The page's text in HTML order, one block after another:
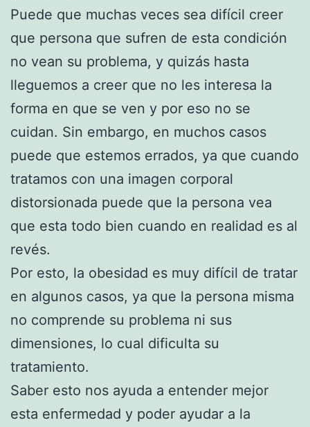
Puede que muchas veces sea difícil creer
que persona que sufren de esta condición
no vean su problema, y quizás hasta
lleguemos a creer que no les interesa la
forma en que se ven y por eso no se
cuidan. Sin embargo, en muchos casos
puede que estemos errados, ya que cuando
tratamos con una imagen corporal
distorsionada puede que la persona vea
que esta todo bien cuando en realidad es al
revés.
Por esto, la obesidad es muy difícil de tratar
en algunos casos, ya que la persona misma
no comprende su problema ni sus
dimensiones, lo cual dificulta su
tratamiento.
Saber esto nos ayuda a entender mejor
esta enfermedad y poder ayudar a la